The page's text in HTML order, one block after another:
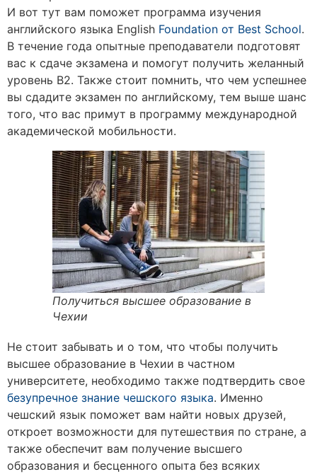
И вот тут вам поможет программа изучения
английского языка English Foundation от Best School.
В течение года опытные преподаватели подготовят
вас к сдаче экзамена и помогут получить желанный
уровень B2. Также стоит помнить, что чем успешнее
вы сдадите экзамен по английскому, тем выше шанс
того, что вас примут в программу международной
академической мобильности.
Получиться высшее образование в
Чехии
Не стоит забывать и о том, что чтобы получить
высшее образование в Чехии в частном
университете, необходимо также подтвердить свое
безупречное знание чешского языка. Именно
чешский язык поможет вам найти новых друзей,
откроет возможности для путешествия по стране, а
также обеспечит вам получение высшего
образования и бесценного опыта без всяких